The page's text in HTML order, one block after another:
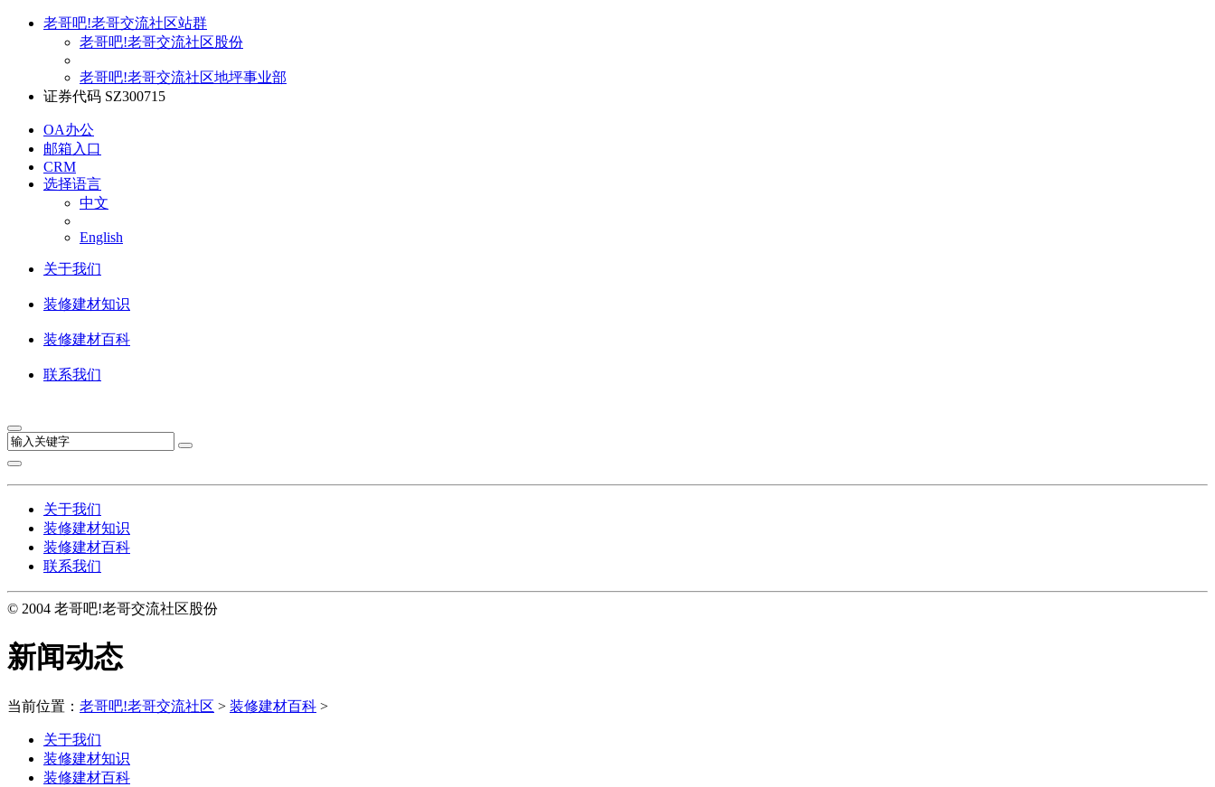
老哥吧!老哥交流社区站群
老哥吧!老哥交流社区股份
老哥吧!老哥交流社区地坪事业部
证券代码 SZ300715
OA办公
邮箱入口
CRM
选择语言
中文
English
关于我们
装修建材知识
装修建材百科
联系我们
关于我们
装修建材知识
装修建材百科
联系我们
© 2004 老哥吧!老哥交流社区股份
新闻动态
当前位置： 老哥吧!老哥交流社区 > 装修建材百科 >
关于我们
装修建材知识
装修建材百科